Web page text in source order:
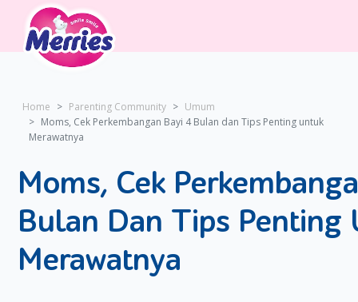
Home Parenting Community
Umum
Moms, Cek Perkembangan Bayi 4 Bulan dan Tips Penting untuk
Merawatnya
Moms, Cek
Bulan Dan Tips Penting
Merawatnya